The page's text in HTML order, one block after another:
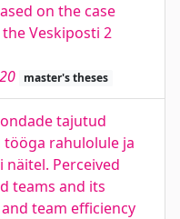
on the case
Veskiposti 2
master's theses
tajutud
rahulolule ja
Perceived
teams and its
team efficiency